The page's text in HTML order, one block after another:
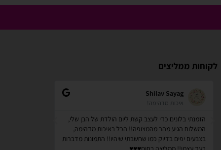
לקוחות ממליצים
Shilav Sayag
איכות מדהימה!
הזמנתי בלונים כדי לעצב קשת ליום הולדת של הבן שלי,
המשלוח הגיע מהר מהמצופה!! הכל באיכות מדהימה,
בצבעים יפים בדיוק כמו שחשבתי שיהיו!! התמונות מדברות